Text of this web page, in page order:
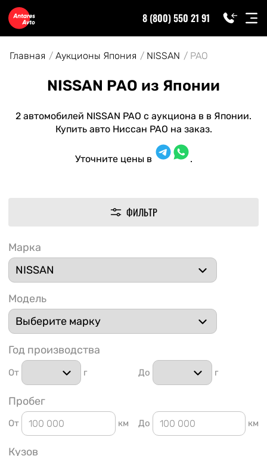
91
8 (800) 550 21 91
Главная Аукционы Япония NISSAN PAO
NISSAN PAO из Японии
2 автомобилей NISSAN PAO с аукциона в в Японии.
Купить авто Ниссан PAO на заказ.
Уточните цены в .
ФИЛЬТР
Марка
Модель
Год производства
От г До г
Пробег
От км До км
Кузов